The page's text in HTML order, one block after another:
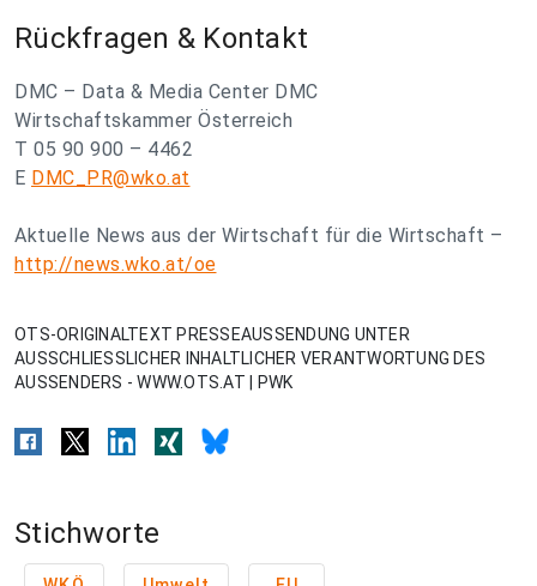
Rückfragen & Kontakt
DMC – Data & Media Center DMC
Wirtschaftskammer Österreich
T 05 90 900 – 4462
E DMC_PR@wko.at
Aktuelle News aus der Wirtschaft für die Wirtschaft –
http://news.wko.at/oe
OTS-ORIGINALTEXT PRESSEAUSSENDUNG UNTER
AUSSCHLIESSLICHER INHALTLICHER VERANTWORTUNG DES
AUSSENDERS - WWW.OTS.AT | PWK
Stichworte